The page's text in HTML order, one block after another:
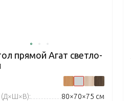
прямой Агат светло-
(Д×Ш×В):
80×70×75 см